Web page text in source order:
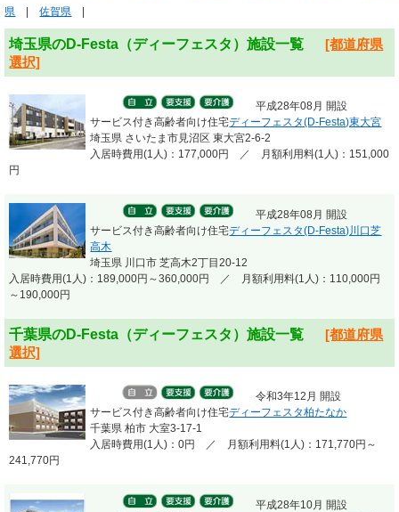
県 |佐賀県
埼玉県のD-Festa（ディーフェスタ）施設一覧
[都道府県
選択]
平成28年08月 開設
サービス付き高齢者向け住宅ディーフェスタ(D-Festa)東大宮
埼玉県 さいたま市見沼区 東大宮2-6-2
入居時費用(1人)：177,000円 ／ 月額利用料(1人)：151,000
円
平成28年08月 開設
サービス付き高齢者向け住宅ディーフェスタ(D-Festa)川口芝
高木
埼玉県 川口市 芝高木2丁目20-12
入居時費用(1人)：189,000円～360,000円 ／ 月額利用料(1人)：110,000円
～190,000円
千葉県のD-Festa（ディーフェスタ）施設一覧
[都道府県
選択]
令和3年12月 開設
サービス付き高齢者向け住宅ディーフェスタ柏たなか
千葉県 柏市 大室3-17-1
入居時費用(1人)：0円 ／ 月額利用料(1人)：171,770円～
241,770円
平成28年10月 開設